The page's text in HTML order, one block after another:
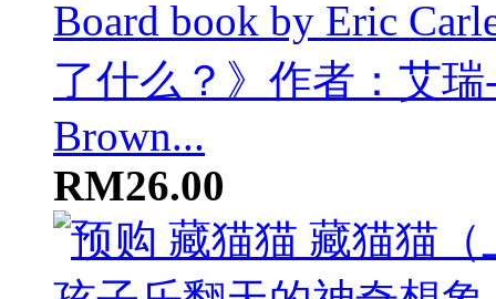
Brown...
RM26.00